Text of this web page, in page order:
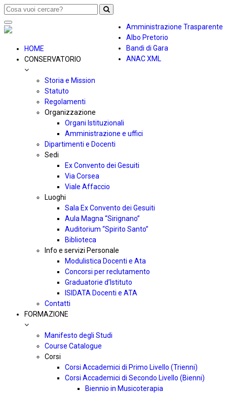
Amministrazione Trasparente
Albo Pretorio
Bandi di Gara
ANAC XML
Toggle
navigation
HOME
CONSERVATORIO
Storia e Mission
Statuto
Regolamenti
Organizzazione
Organi Istituzionali
Amministrazione e uffici
Dipartimenti e Docenti
Sedi
Ex Convento dei Gesuiti
Via Corsea
Viale Affaccio
Luoghi
Sala Ex Convento dei Gesuiti
Aula Magna “Sirignano”
Auditorium “Spirito Santo”
Biblioteca
Info e servizi Personale
Modulistica Docenti e Ata
Concorsi per reclutamento
Graduatorie d’Istituto
ISIDATA Docenti e ATA
Contatti
FORMAZIONE
Manifesto degli Studi
Course Catalogue
Corsi
Corsi Accademici di Primo Livello (Trienni)
Corsi Accademici di Secondo Livello (Bienni)
Biennio in Musicoterapia